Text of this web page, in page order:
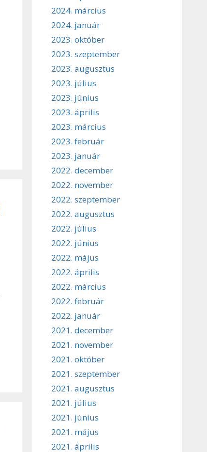
2024. március
2024. január
2023. október
2023. szeptember
2023. augusztus
2023. július
2023. június
2023. április
2023. március
2023. február
2023. január
2022. december
2022. november
2022. szeptember
2022. augusztus
2022. július
2022. június
2022. május
2022. április
2022. március
2022. február
2022. január
2021. december
2021. november
2021. október
2021. szeptember
2021. augusztus
2021. július
2021. június
2021. május
2021. április